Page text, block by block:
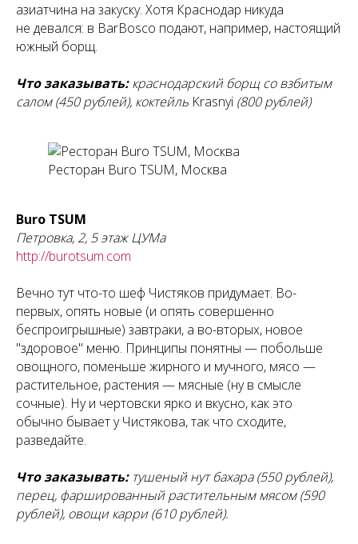
азиатчина на закуску. Хотя Краснодар никуда
не девался: в BarBosco подают, например, настоящий
южный борщ.
Что заказывать:краснодарский борщ со взбитым
салом (450 рублей), коктейль Krasnyi (800 рублей)
Ресторан Buro TSUM, Москва
Buro TSUM
Петровка, 2, 5 этаж ЦУМа
http://burotsum.com
Вечно тут что-то шеф Чистяков придумает. Во-
первых, опять новые (и опять совершенно
беспроигрышные) завтраки, а во-вторых, новое
"здоровое" меню. Принципы понятны — побольше
овощного, поменьше жирного и мучного, мясо —
растительное, растения — мясные (ну в смысле
сочные). Ну и чертовски ярко и вкусно, как это
обычно бывает у Чистякова, так что сходите,
разведайте.
Что заказывать: тушеный нут бахара (550 рублей),
перец, фаршированный растительным мясом (590
рублей), овощи карри (610 рублей).